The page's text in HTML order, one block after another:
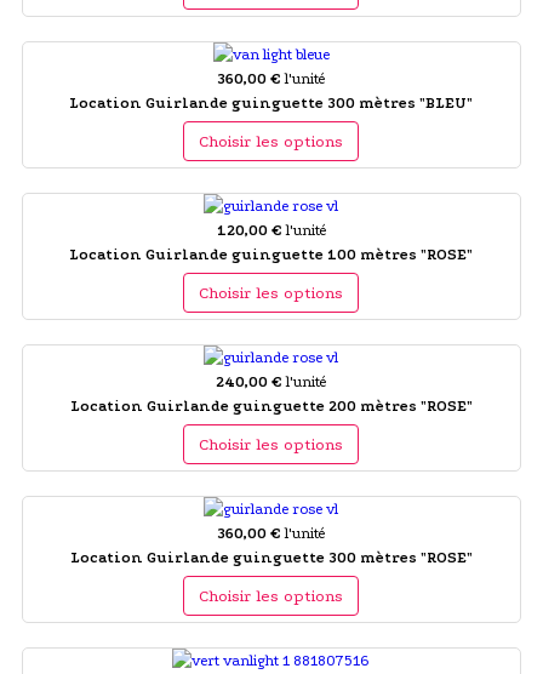
360,00 € l'unité
Location Guirlande guinguette 300 mètres "BLEU"
Choisir les options
120,00 € l'unité
Location Guirlande guinguette 100 mètres "ROSE"
Choisir les options
240,00 € l'unité
Location Guirlande guinguette 200 mètres "ROSE"
Choisir les options
360,00 € l'unité
Location Guirlande guinguette 300 mètres "ROSE"
Choisir les options